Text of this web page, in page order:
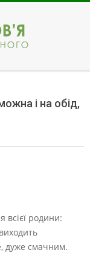
і на обід,
всієї родини:
дуже смачним.